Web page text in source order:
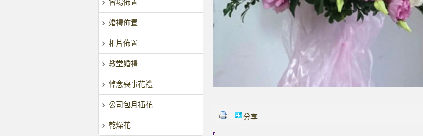
會場佈置
婚禮佈置
相片佈置
教堂婚禮
悼念喪事花禮
公司包月插花
乾燥花
分享